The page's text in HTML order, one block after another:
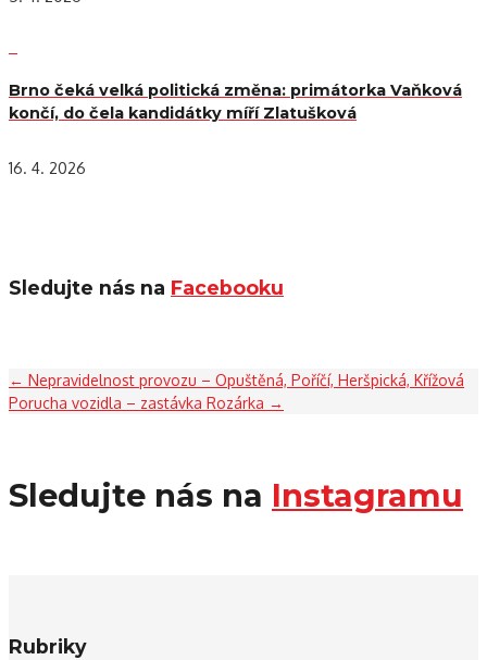
Brno čeká velká politická změna: primátorka Vaňková
končí, do čela kandidátky míří Zlatušková
16. 4. 2026
Sledujte nás na Facebooku
← Nepravidelnost provozu – Opuštěná, Poříčí, Heršpická, Křížová
Porucha vozidla – zastávka Rozárka →
Sledujte nás na Instagramu
Rubriky